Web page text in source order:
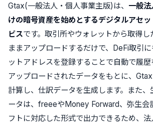
Gtax(一般法人・個人事業主版)は、 一般
けの暗号資産を始めとするデジタルアセ
ビスです。取引所やウォレットから取得
ままアップロードするだけで、DeFi取引
ットアドレスを登録することで自動で履歴
アップロードされたデータをもとに、
計算し、仕訳データを生成します。また
ータは、freeeやMoney Forward、弥生会
フトに対応した形式で出力できるため、